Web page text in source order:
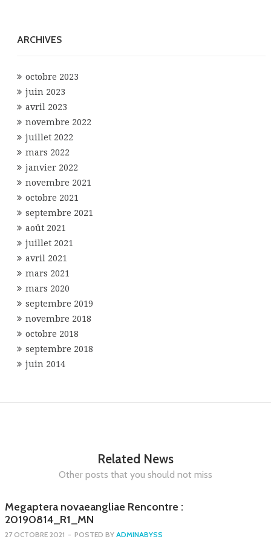
ARCHIVES
octobre 2023
juin 2023
avril 2023
novembre 2022
juillet 2022
mars 2022
janvier 2022
novembre 2021
octobre 2021
septembre 2021
août 2021
juillet 2021
avril 2021
mars 2021
mars 2020
septembre 2019
novembre 2018
octobre 2018
septembre 2018
juin 2014
Related News
Other posts that you should not miss
Megaptera novaeangliae Rencontre :
20190814_R1_MN
27 OCTOBRE 2021 - POSTED BY ADMINABYSS